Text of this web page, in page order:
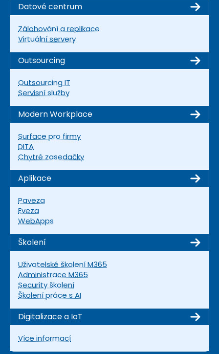
Datové centrum
Zálohování a replikace
Virtuální servery
Outsourcing
Outsourcing IT
Servisní služby
Modern Workplace
Surface pro firmy
DITA
Chytré zasedačky
Aplikace
Paveza
Eveza
WebApps
Školení
Uživatelské školení M365
Administrace M365
Security školení
Školení práce s AI
Digitalizace a IoT
Více informací